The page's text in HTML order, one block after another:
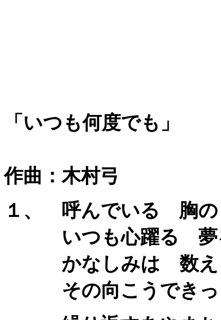
「いつも何度でも」
作曲：木村弓
１、 呼んでいる 胸の
いつも心躍る 夢
かなしみは 数えき
その向こうできっ